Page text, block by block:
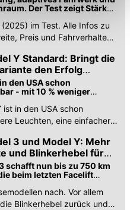
mehr alle
in unserer
Der Test zeigt Stärken
im Test. Alle Infos zu
Preis und Fahrverhalten
Y Standard: Bringt die
den Erfolg
den USA schon
- mit 10 % weniger
in den USA schon
Leuchten, eine einfachere
3 und Model Y: Mehr
und Blinkerhebel für
schafft nun bis zu 750 km
beim letzten Facelift
nach. Vor allem
Blinkerhebel zurück und